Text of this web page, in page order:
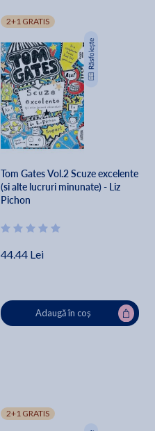
2+1 GRATIS
Tom Gates Vol.2 Scuze excelente
(si alte lucruri minunate) - Liz
Pichon
44.44 Lei
Adaugă în coș
2+1 GRATIS